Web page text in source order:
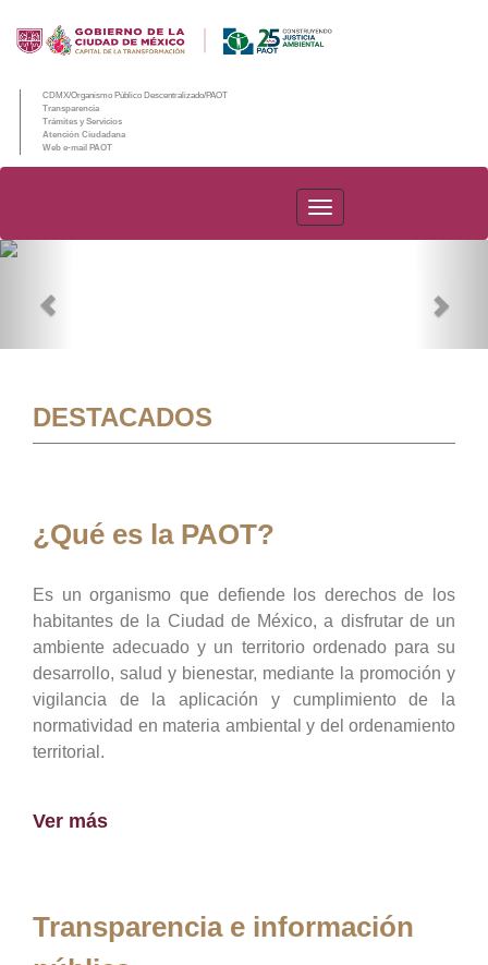
CDMX/Organismo Público Descentralizado/PAOT
Transparencia
Trámites y Servicios
Atención Ciudadana
Web e-mail PAOT
PAOT
DESTACADOS
¿Qué es la PAOT?
Es un organismo que defiende los derechos de los
habitantes de la Ciudad de México, a disfrutar de un
ambiente adecuado y un territorio ordenado para su
desarrollo, salud y bienestar, mediante la promoción y
vigilancia de la aplicación y cumplimiento de la
normatividad en materia ambiental y del ordenamiento
territorial.
Ver más
Transparencia e información